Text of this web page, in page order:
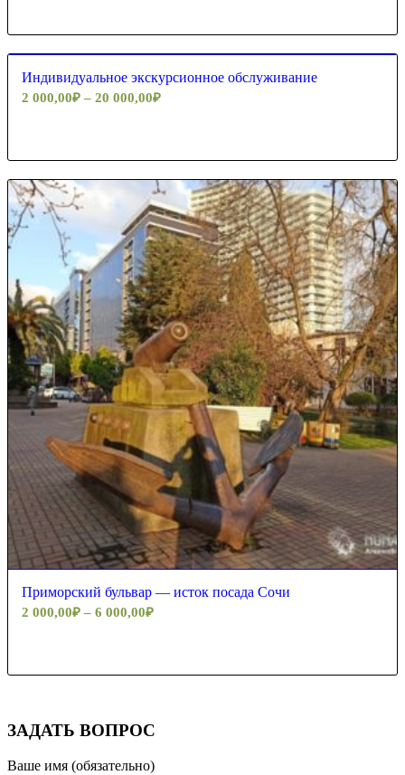
5.00
Индивидуальное экскурсионное обслуживание
2 000,00₽ – 20 000,00₽
Приморский бульвар — исток посада Сочи
2 000,00₽ – 6 000,00₽
ЗАДАТЬ ВОПРОС
Ваше имя (обязательно)